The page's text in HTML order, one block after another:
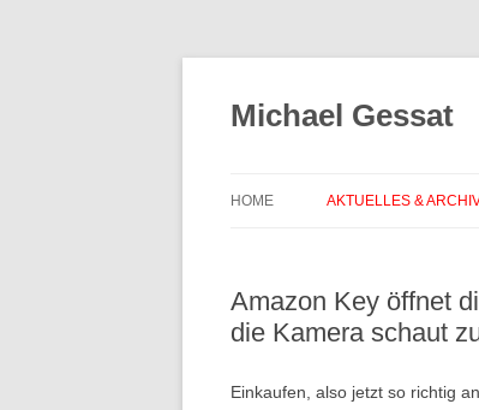
Michael Gessat
HOME AKTUELLES &
Amazon Key öffnet
die Kamera schaut
Einkaufen, also jetzt so richtig